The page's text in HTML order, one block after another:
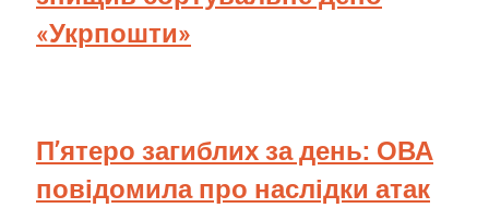
«Укрпошти»
П’ятеро загиблих за день: ОВА
повідомила про наслідки атак